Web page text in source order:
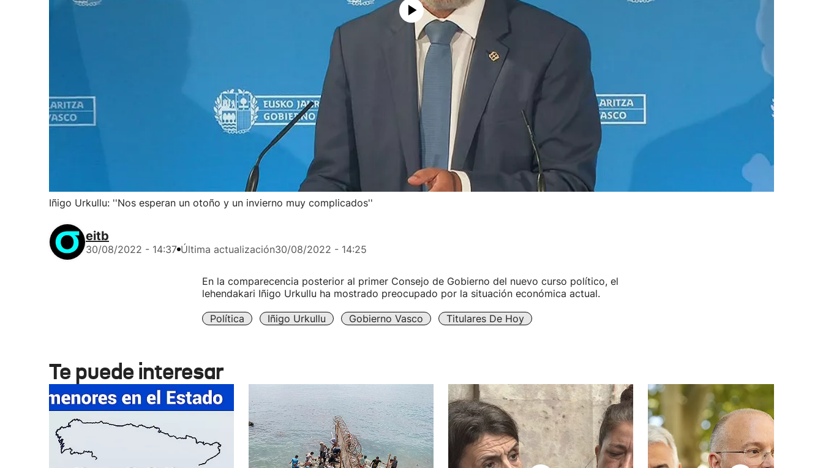
Iñigo Urkullu: ''Nos esperan un otoño y un invierno muy complicados''
eitb
30/08/2022 - 14:37 Última actualización30/08/2022 - 14:25
En la comparecencia posterior al primer Consejo de Gobierno del nuevo curso político, el
lehendakari Iñigo Urkullu ha mostrado preocupado por la situación económica actual.
Política Iñigo Urkullu Gobierno Vasco Titulares De Hoy
Te puede interesar